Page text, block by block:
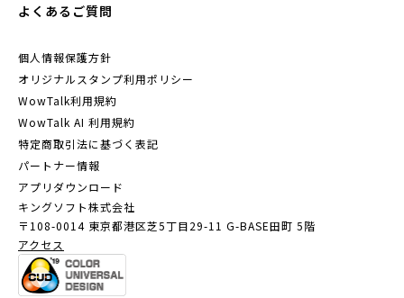
よくあるご質問
個人情報保護方針
オリジナルスタンプ利用ポリシー
WowTalk利用規約
WowTalk AI 利用規約
特定商取引法に基づく表記
パートナー情報
アプリダウンロード
キングソフト株式会社
〒108-0014 東京都港区芝5丁目29-11 G-BASE田町 5階
アクセス